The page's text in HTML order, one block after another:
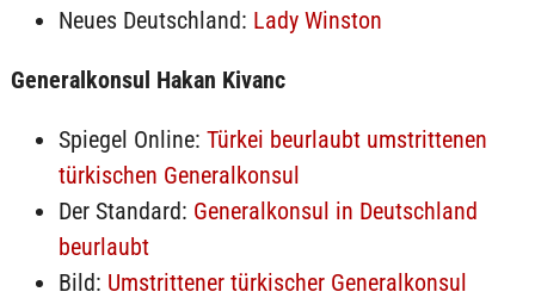
Neues Deutschland: Lady Winston
Generalkonsul Hakan Kivanc
Spiegel Online: Türkei beurlaubt umstrittenen
türkischen Generalkonsul
Der Standard: Generalkonsul in Deutschland
beurlaubt
Bild: Umstrittener türkischer Generalkonsul